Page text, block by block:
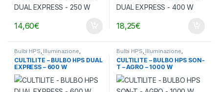
14,60€ 18,25€
Bulbi HPS, Illuminazione,
Lampade Orticultura
CULTILITE – BULBO HPS DUAL
EXPRESS – 600 W
Bulbi HPS, Illuminazione,
Lampade Orticultura
CULTILITE – BULBO HPS SON-
T – AGRO – 1000 W